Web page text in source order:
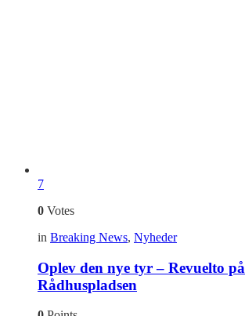
7
0 Votes
in Breaking News, Nyheder
Oplev den nye tyr – Revuelto på
Rådhuspladsen